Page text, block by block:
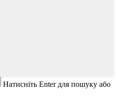
Натисніть Enter для пошуку або